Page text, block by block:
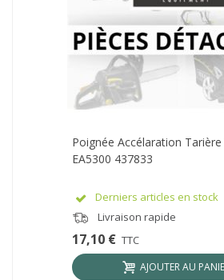
Poignée Accélaration Tarière
EA5300 437833
Derniers articles en stock
Livraison rapide
17,10 € TTC
AJOUTER AU